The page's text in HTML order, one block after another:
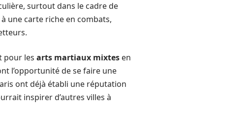
surtout dans le cadre de
à une carte riche en combats,
pour les arts martiaux mixtes en
l’opportunité de se faire une
ont déjà établi une réputation
inspirer d’autres villes à